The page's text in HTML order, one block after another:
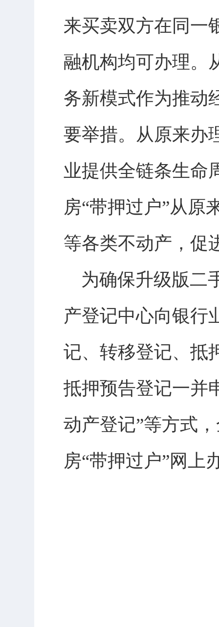
来买卖双方在同一
融机构均可办理。
务新模式作为推动
要举措。从原来办
业提供全链条生命
房“带押过户”从原
等各类不动产，促
为确保升级版二
产登记中心向银行
记、转移登记、抵
抵押预告登记一并
动产登记”等方式
房“带押过户”网上